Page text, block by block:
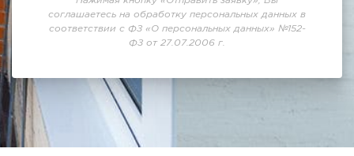
соглашаетесь на обработку персональных данных в
соответствии с ФЗ «О персональных данных» №152-
ФЗ от 27.07.2006 г.